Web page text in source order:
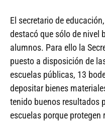
El secretario de
destacó que sólo de nivel
alumnos. Para ello la
puesto a disposición de
escuelas públicas, 13
depositar bienes
tenido buenos resultados
escuelas porque